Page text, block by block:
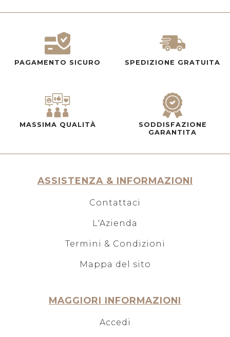
PAGAMENTO SICURO SPEDIZIONE GRATUITA
MASSIMA QUALITÀ
SODDISFAZIONE
GARANTITA
ASSISTENZA & INFORMAZIONI
Contattaci
L'Azienda
Termini & Condizioni
Mappa del sito
MAGGIORI INFORMAZIONI
Accedi